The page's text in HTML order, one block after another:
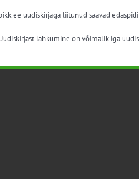
uudiskirjaga liitunud saavad
lahkumine on võimalik iga